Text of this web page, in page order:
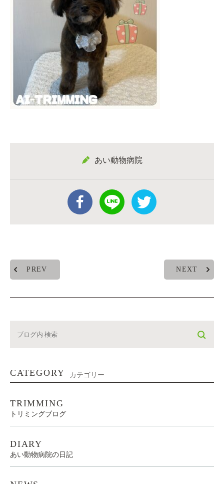
あい動物病院
PREV NEXT
CATEGORY カテゴリー
TRIMMING
トリミングブログ
DIARY
あい動物病院の日記